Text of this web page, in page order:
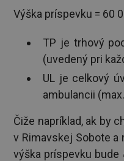
Výška príspevku = 60
TP je trhový
(uvedený pri
UL je celkový
ambulancii
Čiže napríklad, ak by
v Rimavskej Sobote a
výška príspevku bude